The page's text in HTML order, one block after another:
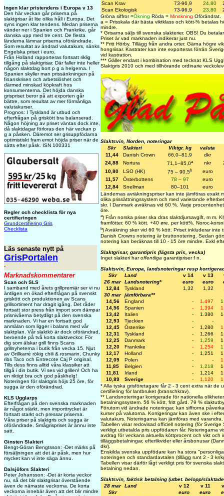
Ingen klar pristendens i Europa v 13
Den här veckan går priserna på
slaktgrisar åt lite olika håll i Europa. Det
syns ingen klar tendens. Medan priserna
vänder ner i Spanien och Frankrike, går
danska upp med tre cent. De flesta
länderna lämnar priserna oförändrade.
Som resultat av ändrad valutakurs, sänks
Engelska priset i euro.
Från Holland rapporteras fortsatt riklig
tillgång på slaktgrisar. Där faller inte heller
någon slaktdag bort p g a helgerna. I
Spanien skyller man prissänkningen på
finanskrisen och arbetslöshet och
därmed minskad köpkraft hos
konsumenterna. Det höjda danska
grispriset beror på att exporten går
bättre, som resultat av mer förmånliga
valutakurser.
Prognos: I Tyskland är utbud och
efterfrågan på griskött bra balanserad.
Någon höjning av priset väntas dock inte,
då slaktdagar förloras den här veckan p
g a påsken. Däremot ser grisuppfödarna
optimistiskt fram emot höjda priser när de
sätts efter påsk. ISN 100331
Regler och checklista för nya
certifieringen
Grundcertifiering Gris
Checklista
Läs senaste nytt på
GrisPortalen
-
Marknadskommentarer
Scan och SLS
I samband med årets grillpremiär ser vi nu
äntligen en ökad efterfrågan på svenskt
griskött och produktionen av Scans
grillsortiment har dragit igång. Det råder
fortsatt stor press från import som dämpar
prisnivåerna betydligt på den svenska
marknaden. Vi har en fortsatt god
anmälan som ligger i balans med vår
slaktplan. Vår slaktkö är dock oförändrad,
beroende på två korta slaktveckor. För
dig som älskar grill finns Scans
grillnyheterna i butik från vecka 15. Njut
av Grillkarré rökig chili & rosmarin, Chunky
ribs Taco och Entrecote Caj P original.
Tills dess finns alltid våra klassiker att
tillgå i din butik. Vi ses vid grillen! Och ha
en riktigt bra och god påskhelg!
Noteringen för slaktgris höjs 25 öre, för
sugga är den oförändrad.
KLS Ugglarps
Efterfrågan på den svenska marknaden
är något stärkt, men importtrycket är
fortsatt starkt och pressar priserna.
Våra priser på slaktgris och sugga är
oförändrade. Smågrispriset är ännu inte
satt.
Ginsten Slakteri
Bengt-Göran Bengtsson: -Det märks på
försäljningen att det är påsk, men hur
mycket kan vi inte säga ännu.
Dalsjöfors Slakteri
Peter Johansson: -Det är korta veckor
nu, så det blir slaktgrisar överstående
även de nämaste veckorna. De korta
veckorna innebär även att det blir mindre
Scan Krav
73-96,9 24,80
Scan Ekologisk
73-96,9 23,80
Gröna siffror =Ökning Röda = Minskning Oförändrat.
a = Prisskala där bästa viktklass och kött-% betalas
mindre.
* Grisarna säljs till svenska slakterier. OBS! Du
Priset är vad marknaden indikerar just nu.
** Fritt Hörby. Tillägg från andra orter. Gärna högre
hongriisar. Kastrater kan inte exporteras förrän
vid kastration.
*** Gäller endast i kombination med tecknat KLS
Slaktgris 2010 och med tillhörande ordinarie
Slaktsvin, Norden, noteringar
Skr
Slakteri Viktgr. kg
valuta
11,44
Danish Crown 66,0–81,9
dkr
24,88
Nortura 71,1–85,0a nkr
10,80
LSO (HK) 75 – 90,5b
euro
11,57
Österbottens 78 – 97
euro
12,84
Snellman 80–101
euro
Ländernas avräkningspriser kan inte jämföras exakt
olika prissättningssystem och med varierande
skr. I Danmark avräknas vid 60 %. Varje
öre.
a) Från norska priser ska dras slaktdjursavgift, m m.
framfötter. 60 % kött. +40 øre. per kött%. Noroc-
b) Avräkning sker vid 60 % kött. Priset inkluderar inte
Danish Crowns notering är bruttonotering. Sedan
notering kan beräknas till 10 - 15 öre mindre. Exkl
Slaktgrisar, garantipris (lägsta pris, vecka)
Inget slakteri haroffentliga garantipriser f n.
Slaktsvin, Europa, landsnoteringar resp
Skr
Land v 14 v 13
26 mar
Landsnotering* euro euro
12,84
Tyskland 1,32 1,32
30 mar
jämförbara**
14,56
England - 1,497
14,56
Spanien - 1,394
13,42
Italien - 1.380
12,93
Tjeckien -
-
12,45
Österrike - 1,280
12,31
Tyskland - 1,266
12,25
Danmark - 1,259
12,20
Frankrike - 1,254
12,17
Holland - 1,251
12,09
Polen - -
11,85
Belgien - 1,218
11,81
Irland - 1,214
10,89
Sverige - 1,120
* Alla tyska grisföretagare får 2 - 3 cent extra när de
certifiering för lantbruket (branschkrav).
** Landsnoteringar korrigerade för nationella
betalningssystem. 56 % kött, fritt gård. 79 %
Förutom vid ändrade noteringar, kan siffrorna
kurser på valutorna. Korrigeringar kan även ske i
valutakurs. Noteringarna kan jämföras med
Tabellen visar redovisad officiell notering (för Sverige
verkligt utbetalda pris uppfödaren får. Noteringarna
avdrag för veckans aktuella köttprocent och vikt och
tilläggsbetalningar, efterlikvider eller årsbonusar
dkr).
Enskilda svenska uppfödare kan ha stora
noteringen och standardavtalen (tillägg runt 2 - 3 kr/
Tabellen visar därför lågt verkligt pris för svenska
betalning nedan.
Slaktsvin, faktisk betalning (utbet. belopp/
28 mar
Land v 12 v 11
Skr
euro euro